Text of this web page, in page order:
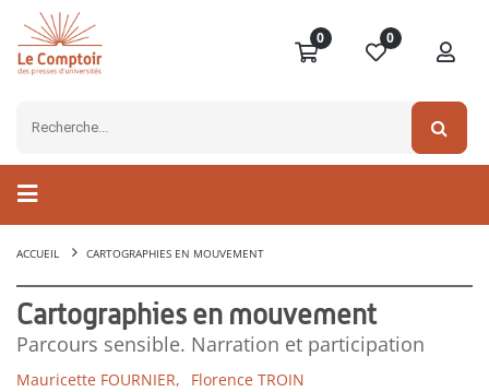
0 0
ACCUEIL CARTOGRAPHIES EN MOUVEMENT
Cartographies en mouvement
Parcours sensible. Narration et participation
Mauricette FOURNIER, Florence TROIN